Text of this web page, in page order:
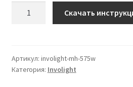
Involight
MH-
Скачать
Артикул: involight-mh-575w
Категория: Involight